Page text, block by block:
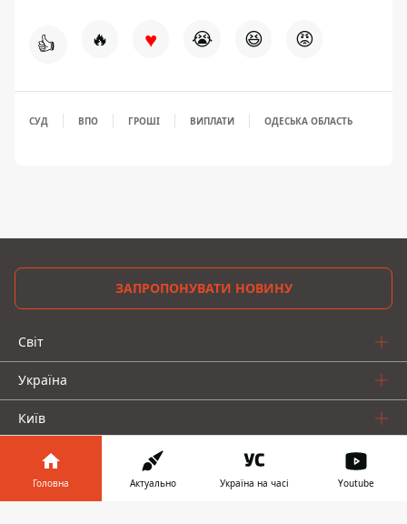
👍 🔥 ♥ 😭 😆 😡
СУД ВПО ГРОШІ ВИПЛАТИ ОДЕСЬКА ОБЛАСТЬ
ЗАПРОПОНУВАТИ НОВИНУ
Світ
Україна
Київ
Регіони
Головна Актуально Україна на часі Youtube